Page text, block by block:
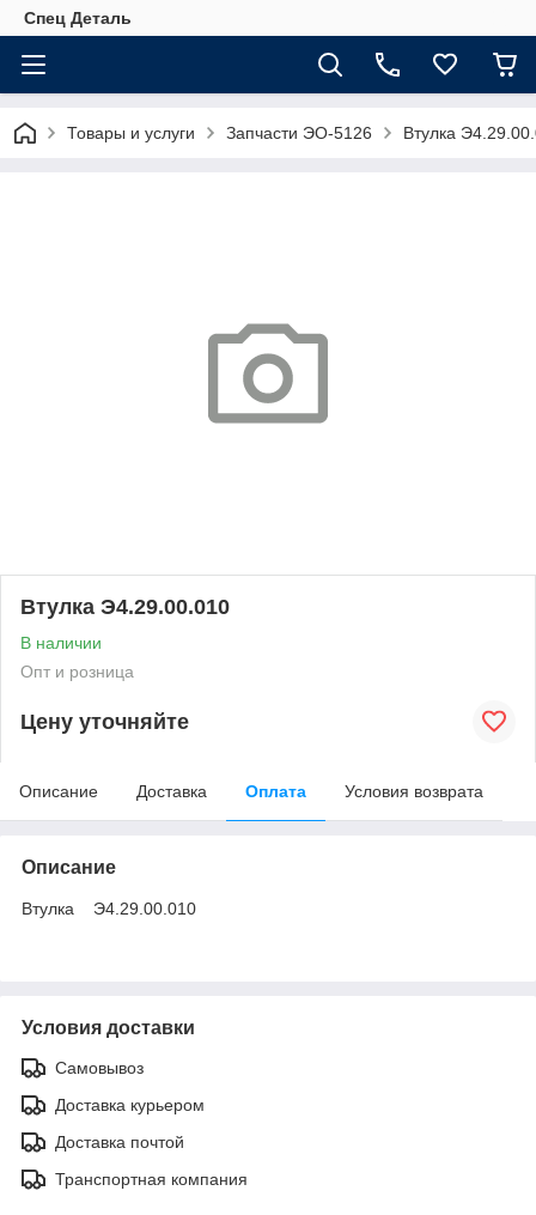
Спец Деталь
Товары и услуги Запчасти ЭО-5126 Втулка
Втулка Э4.29.00.010
В наличии
Опт и розница
Цену уточняйте
Описание Доставка Оплата Условия возврата
Описание
Втулка Э4.29.00.010
Условия доставки
Самовывоз
Доставка курьером
Доставка почтой
Транспортная компания